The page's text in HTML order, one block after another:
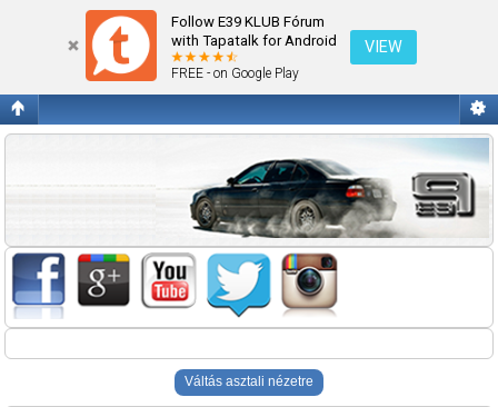
Follow E39 KLUB Fórum
with Tapatalk for Android
FREE - on Google Play
VIEW
Belépés
Váltás asztali nézetre